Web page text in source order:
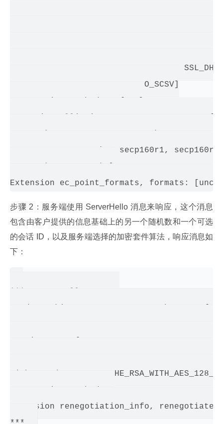
SSL_DHE_RSA_WITH_3DES_EDE_CBC_SHA,
TLS_EMPTY_RENEGOTIATION_INFO_SCSV]
sect571r1, secp160k1, secp160r1,
步骤 2：服务端使用 ServerHello 消息来响应，这个消息
包含由客户提供的信息基础上的另一个随机数和一个可选
的会话 ID，以及服务端选择的加密套件算法，响应消息如
下：
Cipher Suite:
Extension renegotiation_info,